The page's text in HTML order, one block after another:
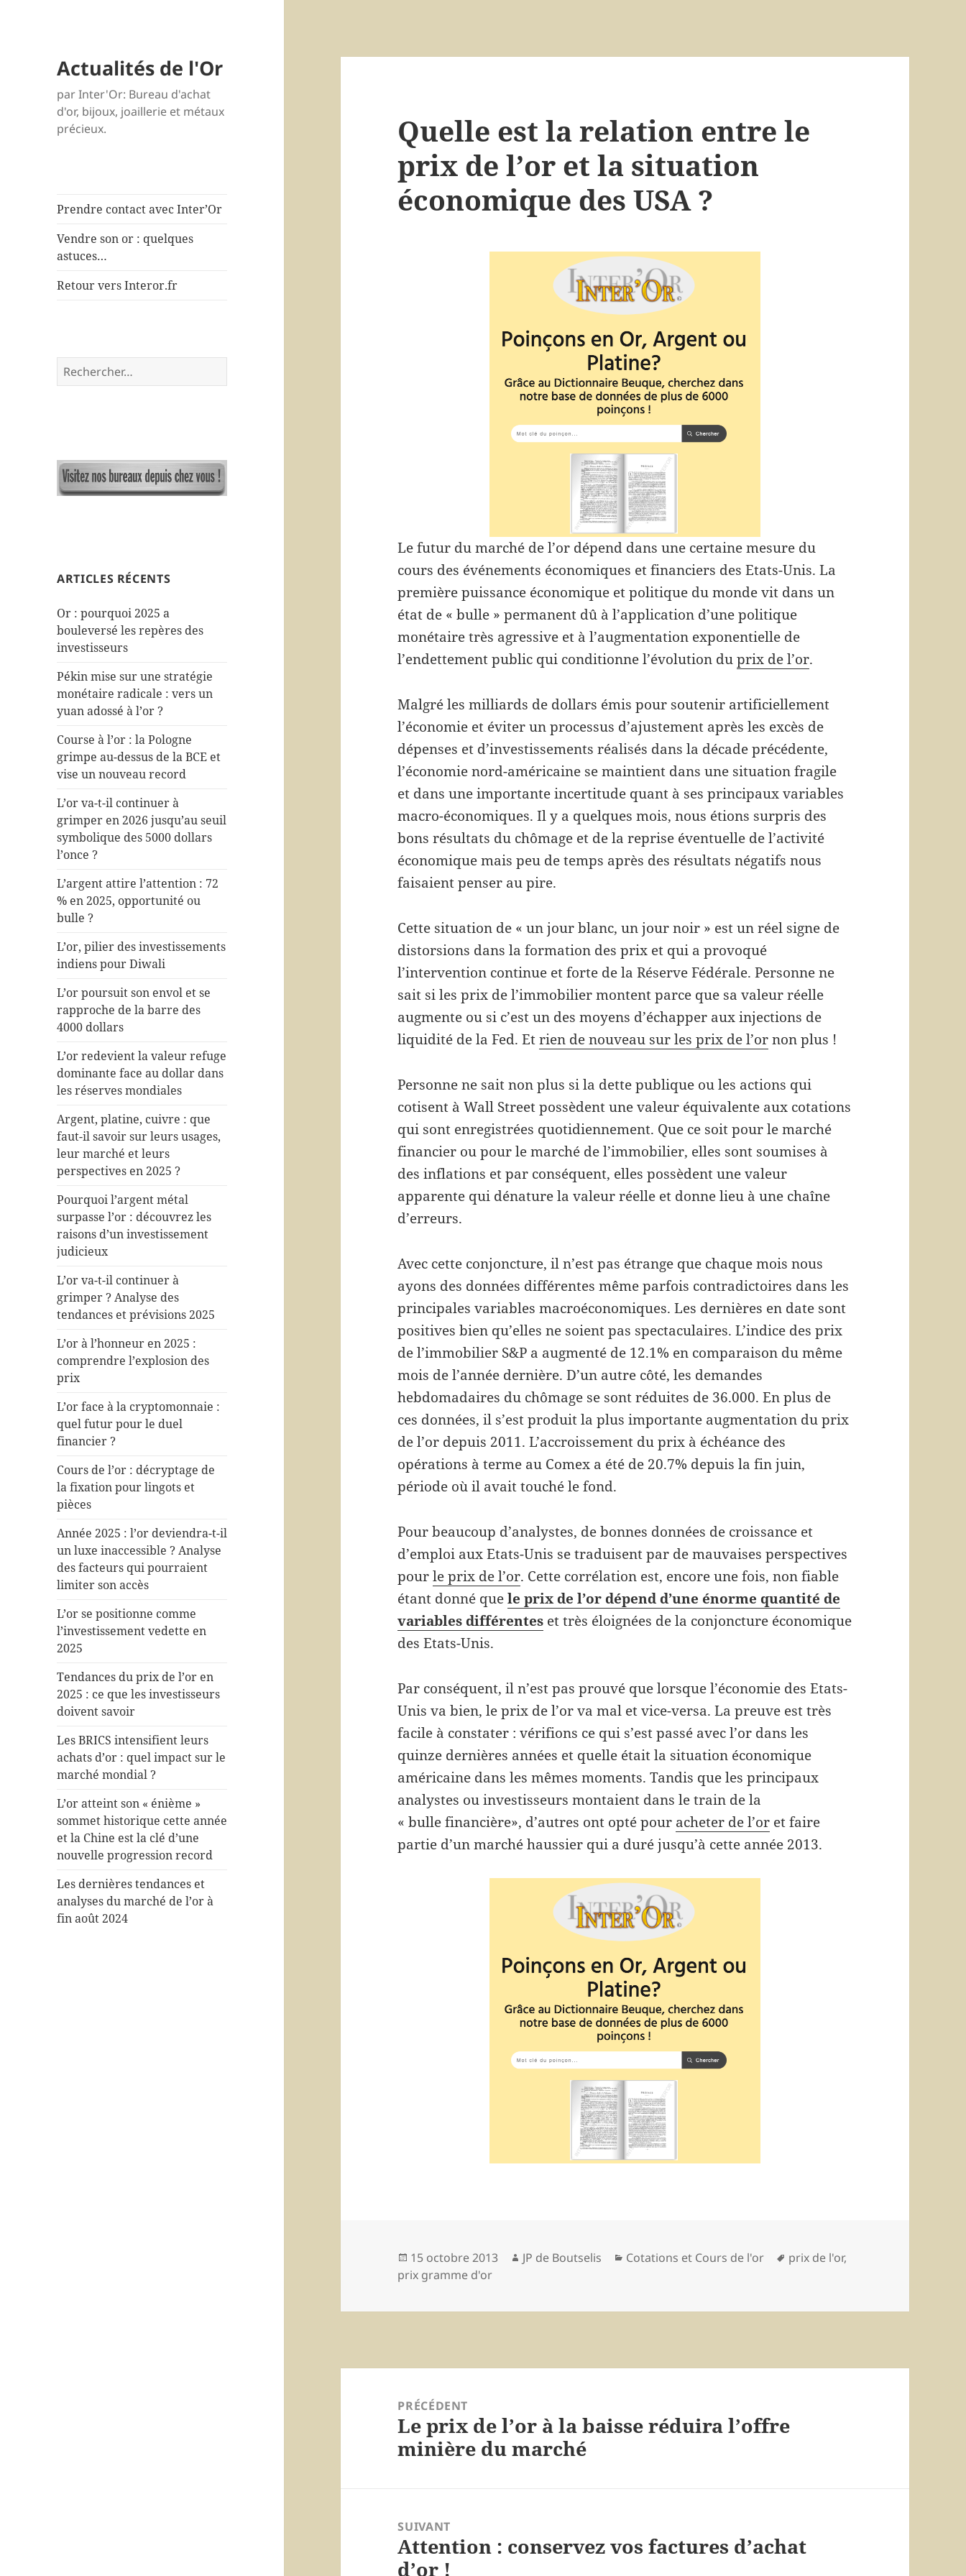
Actualités de l'Or
par Inter'Or: Bureau d'achat
d'or, bijoux, joaillerie et métaux
précieux.
Prendre contact avec Inter’Or
Vendre son or : quelques
astuces…
Retour vers Interor.fr
R
e
c
h
ARTICLES RÉCENTS
Or : pourquoi 2025 a
bouleversé les repères des
investisseurs
Pékin mise sur une stratégie
monétaire radicale : vers un
yuan adossé à l’or ?
Course à l’or : la Pologne
grimpe au-dessus de la BCE et
vise un nouveau record
L’or va-t-il continuer à
grimper en 2026 jusqu’au seuil
symbolique des 5000 dollars
l’once ?
L’argent attire l’attention : 72
% en 2025, opportunité ou
bulle ?
L’or, pilier des investissements
indiens pour Diwali
L’or poursuit son envol et se
rapproche de la barre des
4000 dollars
L’or redevient la valeur refuge
dominante face au dollar dans
les réserves mondiales
Argent, platine, cuivre : que
faut-il savoir sur leurs usages,
leur marché et leurs
perspectives en 2025 ?
Pourquoi l’argent métal
surpasse l’or : découvrez les
raisons d’un investissement
judicieux
L’or va-t-il continuer à
grimper ? Analyse des
tendances et prévisions 2025
L’or à l’honneur en 2025 :
comprendre l’explosion des
prix
L’or face à la cryptomonnaie :
quel futur pour le duel
financier ?
Cours de l’or : décryptage de
la fixation pour lingots et
pièces
Année 2025 : l’or deviendra-t-il
un luxe inaccessible ? Analyse
des facteurs qui pourraient
limiter son accès
L’or se positionne comme
l’investissement vedette en
2025
Tendances du prix de l’or en
2025 : ce que les investisseurs
doivent savoir
Les BRICS intensifient leurs
achats d’or : quel impact sur le
marché mondial ?
L’or atteint son « énième »
sommet historique cette année
et la Chine est la clé d’une
nouvelle progression record
Les dernières tendances et
analyses du marché de l’or à
fin août 2024
Quelle est la relation entre le
prix de l’or et la situation
économique des USA ?
Le futur du marché de l’or dépend dans une certaine mesure du
cours des événements économiques et financiers des Etats-Unis. La
première puissance économique et politique du monde vit dans un
état de « bulle » permanent dû à l’application d’une politique
monétaire très agressive et à l’augmentation exponentielle de
l’endettement public qui conditionne l’évolution duprix de l’or.
Malgré les milliards de dollars émis pour soutenir artificiellement
l’économie et éviter un processus d’ajustement après les excès de
dépenses et d’investissements réalisés dans la décade précédente,
l’économie nord-américaine se maintient dans une situation fragile
et dans une importante incertitude quant à ses principaux variables
macro-économiques. Il y a quelques mois, nous étions surpris des
bons résultats du chômage et de la reprise éventuelle de l’activité
économique mais peu de temps après des résultats négatifs nous
faisaient penser au pire.
Cette situation de « un jour blanc, un jour noir » est un réel signe de
distorsions dans la formation des prix et qui a provoqué
l’intervention continue et forte de la Réserve Fédérale. Personne ne
sait si les prix de l’immobilier montent parce que sa valeur réelle
augmente ou si c’est un des moyens d’échapper aux injections de
liquidité de la Fed. Etrien de nouveau sur les prix de l’ornon plus !
Personne ne sait non plus si la dette publique ou les actions qui
cotisent à Wall Street possèdent une valeur équivalente aux cotations
qui sont enregistrées quotidiennement. Que ce soit pour le marché
financier ou pour le marché de l’immobilier, elles sont soumises à
des inflations et par conséquent, elles possèdent une valeur
apparente qui dénature la valeur réelle et donne lieu à une chaîne
d’erreurs.
Avec cette conjoncture, il n’est pas étrange que chaque mois nous
ayons des données différentes même parfois contradictoires dans les
principales variables macroéconomiques. Les dernières en date sont
positives bien qu’elles ne soient pas spectaculaires. L’indice des prix
de l’immobilier S&P a augmenté de 12.1% en comparaison du même
mois de l’année dernière. D’un autre côté, les demandes
hebdomadaires du chômage se sont réduites de 36.000. En plus de
ces données, il s’est produit la plus importante augmentation du prix
de l’or depuis 2011. L’accroissement du prix à échéance des
opérations à terme au Comex a été de 20.7% depuis la fin juin,
période où il avait touché le fond.
Pour beaucoup d’analystes, de bonnes données de croissance et
d’emploi aux Etats-Unis se traduisent par de mauvaises perspectives
pourle prix de l’or. Cette corrélation est, encore une fois, non fiable
étant donné quele prix de l’or dépend d’une énorme quantité de
variables différentes et très éloignées de la conjoncture économique
des Etats-Unis.
Par conséquent, il n’est pas prouvé que lorsque l’économie des Etats-
Unis va bien, le prix de l’or va mal et vice-versa. La preuve est très
facile à constater : vérifions ce qui s’est passé avec l’or dans les
quinze dernières années et quelle était la situation économique
américaine dans les mêmes moments. Tandis que les principaux
analystes ou investisseurs montaient dans le train de la
« bulle financière», d’autres ont opté pour acheter de l’or et faire
partie d’un marché haussier qui a duré jusqu’à cette année 2013.
Publié
le
15 octobre 2013 Auteur
JP de Boutselis Catégories
Cotations et Cours de l'or
Mots-
prix de l'or,
prix gramme d'or
PRÉCÉDENT
Article
précédent :
Le prix de l’or à la baisse réduira l’offre
minière du marché
SUIVANT
Article
suivant :
Attention : conservez vos factures d’achat
d’or !